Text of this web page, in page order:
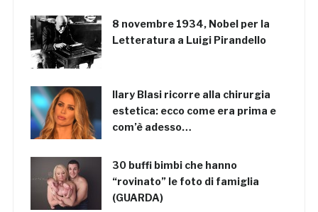
8 novembre 1934, Nobel per la
Letteratura a Luigi Pirandello
Ilary Blasi ricorre alla chirurgia
estetica: ecco come era prima e
com’è adesso…
30 buffi bimbi che hanno
“rovinato” le foto di famiglia
(GUARDA)